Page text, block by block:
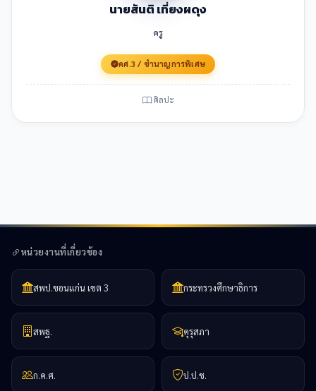
นายสันติ เที่ยงผดุง
ครู
คศ.3 / ชำนาญการพิเศษ
ศิลปะ
หน่วยงานที่เกี่ยวข้อง
สพป.ขอนแก่น เขต 3 กระทรวงศึกษาธิการ
สพฐ. คุรุสภา
ก.ค.ศ. ป.ป.ช.